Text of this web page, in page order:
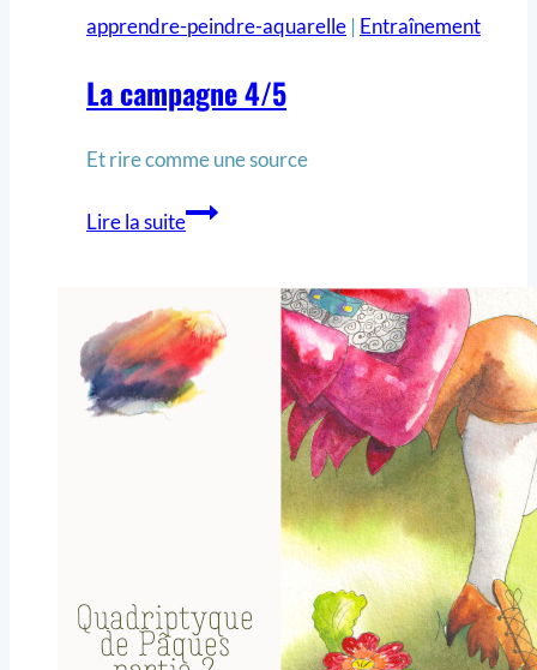
apprendre-peindre-aquarelle | Entraînement
La campagne 4/5
Et rire comme une source
Lire la suite